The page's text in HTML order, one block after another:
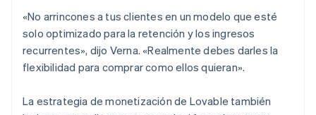
«No arrincones a tus clientes en un modelo que esté
solo optimizado para la retención y los ingresos
recurrentes», dijo Verna. «Realmente debes darles la
flexibilidad para comprar como ellos quieran».
La estrategia de monetización de Lovable también